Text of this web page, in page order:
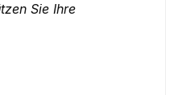
Sie Ihre